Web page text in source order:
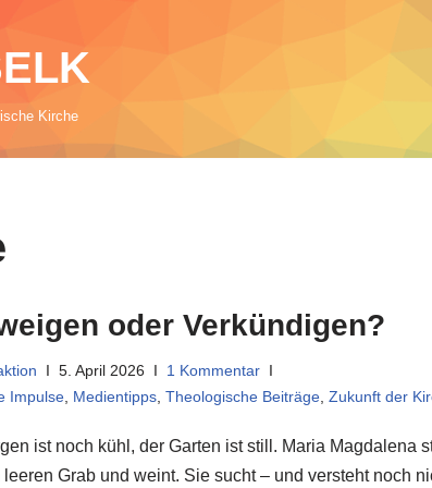
Kirche
oder Verkündigen?
5. April 2026
1 Kommentar
Impulse Medientipps ,Theologische Beiträge ,Zukunft der
ist noch kühl, der Garten ist still. Maria Magdalena
leeren Grab und weint. Sie sucht – und versteht noch